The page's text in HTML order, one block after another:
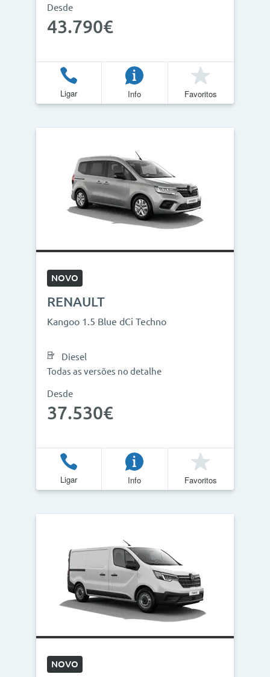
Desde
43.790€
Ligar Info Favoritos
NOVO
RENAULT
Kangoo 1.5 Blue dCi Techno
Diesel
Todas as versões no detalhe
Desde
37.530€
Ligar Info Favoritos
NOVO